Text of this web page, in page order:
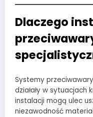
Dlaczego
Systemy
działały w
instalacji mogą ulec
niezawodność